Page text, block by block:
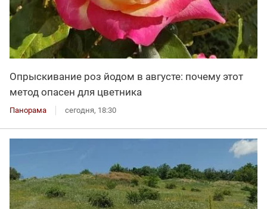
Опрыскивание роз йодом в августе: почему этот
метод опасен для цветника
Панорама сегодня, 18:30